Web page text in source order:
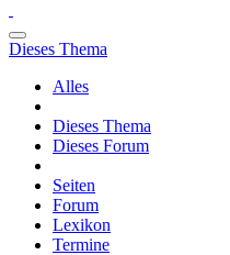
Dieses Thema
Alles
Dieses Thema
Dieses Forum
Seiten
Forum
Lexikon
Termine